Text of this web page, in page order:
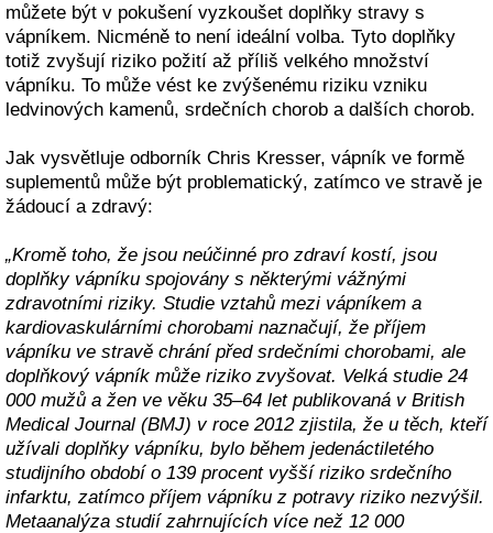
můžete být v pokušení vyzkoušet doplňky stravy s
vápníkem. Nicméně to není ideální volba. Tyto doplňky
totiž zvyšují riziko požití až příliš velkého množství
vápníku. To může vést ke zvýšenému riziku vzniku
ledvinových kamenů, srdečních chorob a dalších chorob.
Jak vysvětluje odborník Chris Kresser, vápník ve formě
suplementů může být problematický, zatímco ve stravě je
žádoucí a zdravý:
„Kromě toho, že jsou neúčinné pro zdraví kostí, jsou
doplňky vápníku spojovány s některými vážnými
zdravotními riziky. Studie vztahů mezi vápníkem a
kardiovaskulárními chorobami naznačují, že příjem
vápníku ve stravě chrání před srdečními chorobami, ale
doplňkový vápník může riziko zvyšovat. Velká studie 24
000 mužů a žen ve věku 35–64 let publikovaná v British
Medical Journal (BMJ) v roce 2012 zjistila, že u těch, kteří
užívali doplňky vápníku, bylo během jedenáctiletého
studijního období o 139 procent vyšší riziko srdečního
infarktu, zatímco příjem vápníku z potravy riziko nezvýšil.
Metaanalýza studií zahrnujících více než 12 000